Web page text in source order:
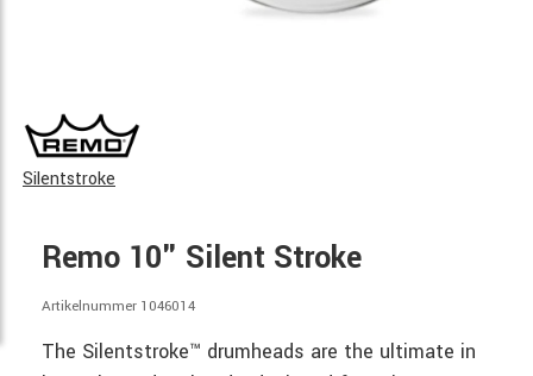
Silentstroke
Remo 10" Silent Stroke
Artikelnummer 1046014
The Silentstroke™ drumheads are the ultimate in